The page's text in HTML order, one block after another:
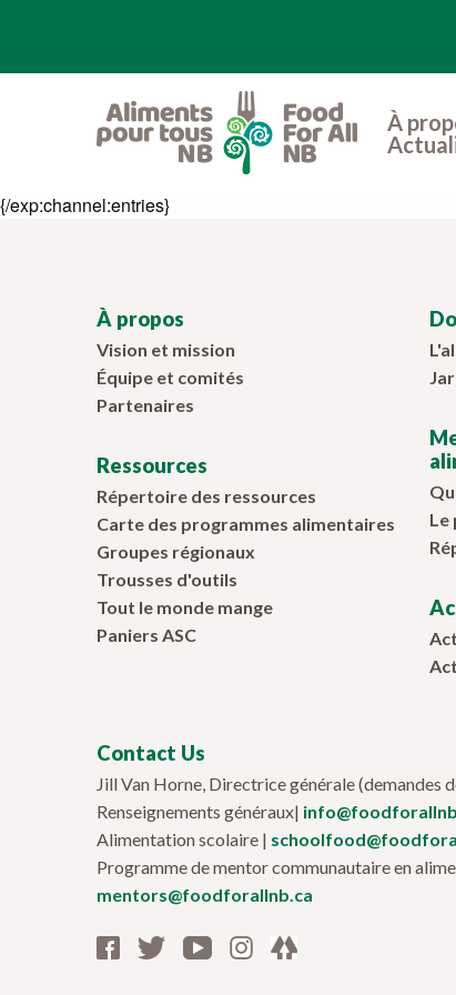
À
{/exp:channel:entries}
À propos
Vision et mission
Équipe et comités
Partenaires
Ressources
Répertoire des ressources
Carte des programmes alimentaires
Groupes régionaux
Trousses d'outils
Tout le monde mange
Paniers ASC
Le
Contact Us
Jill Van Horne, Directrice générale (demandes
Renseignements généraux|
Alimentation scolaire |
Programme de mentor communautaire en
mentors@foodforallnb.ca